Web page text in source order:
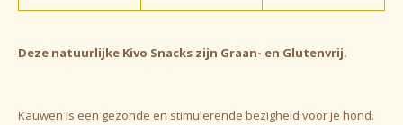
Deze natuurlijke Kivo Snacks zijn Graan- en Glutenvrij.
Kauwen is een gezonde en stimulerende bezigheid voor je hond.